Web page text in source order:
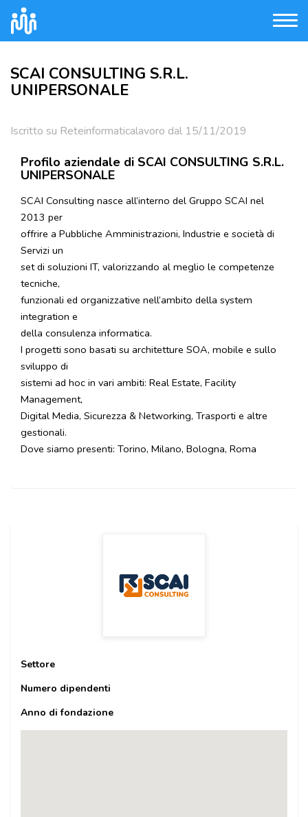
SCAI CONSULTING S.R.L.
UNIPERSONALE
Iscritto su Reteinformaticalavoro dal 15/11/2019
Profilo aziendale di SCAI CONSULTING S.R.L.
UNIPERSONALE
SCAI Consulting nasce all’interno del Gruppo SCAI nel
2013 per
offrire a Pubbliche Amministrazioni, Industrie e società di
Servizi un
set di soluzioni IT, valorizzando al meglio le competenze
tecniche,
funzionali ed organizzative nell’ambito della system
integration e
della consulenza informatica.
I progetti sono basati su architetture SOA, mobile e sullo
sviluppo di
sistemi ad hoc in vari ambiti: Real Estate, Facility
Management,
Digital Media, Sicurezza & Networking, Trasporti e altre
gestionali.
Dove siamo presenti: Torino, Milano, Bologna, Roma
Settore
Numero dipendenti
Anno di fondazione